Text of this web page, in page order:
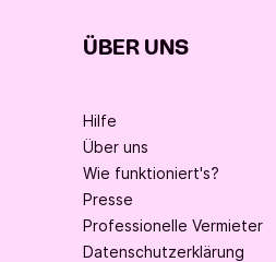
ÜBER UNS
Hilfe
Über uns
Wie funktioniert's?
Presse
Professionelle Vermieter
Datenschutzerklärung